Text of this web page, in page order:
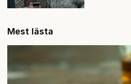
Mest lästa